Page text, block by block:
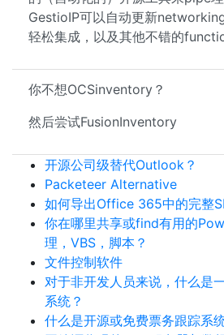
GestioIP可以自动更新
轻松集成，以及其他不错的
你不想OCSinventory？
然后尝试FusionInventory
开源公司级替代Outlook？
Packeteer Alternative
如何导出Office 365中的完整
你在哪里共享或find有用的
理，VBS，脚本？
文件控制软件
对于非开发人员来说，什么是
系统？
什么是开源或免费票务跟踪系